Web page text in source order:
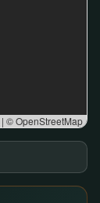
| © OpenStreetMap